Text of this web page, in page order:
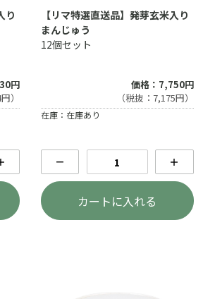
り
円
）
【リマ特選直送品】発芽玄米入り
まんじゅう
12個セット
価格：7,750円
（税抜：7,175円）
在庫：在庫あり
－ ＋
カートに入れる